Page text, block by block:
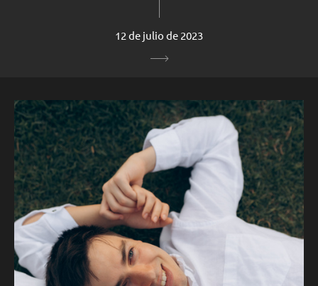
12 de julio de 2023